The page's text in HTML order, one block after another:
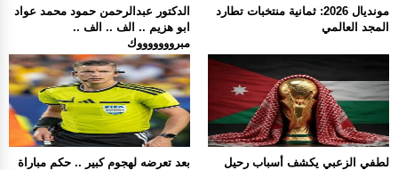
الدكتور عبدالرحمن حمود محمد عواد
ابو هزيم .. الف .. الف ..
مبروووووووك
مونديال 2026: ثمانية منتخبات تطارد
المجد العالمي
بعد تعرضه لهجوم كبير .. حكم مباراة
لطفي الزعبي يكشف أسباب رحيل